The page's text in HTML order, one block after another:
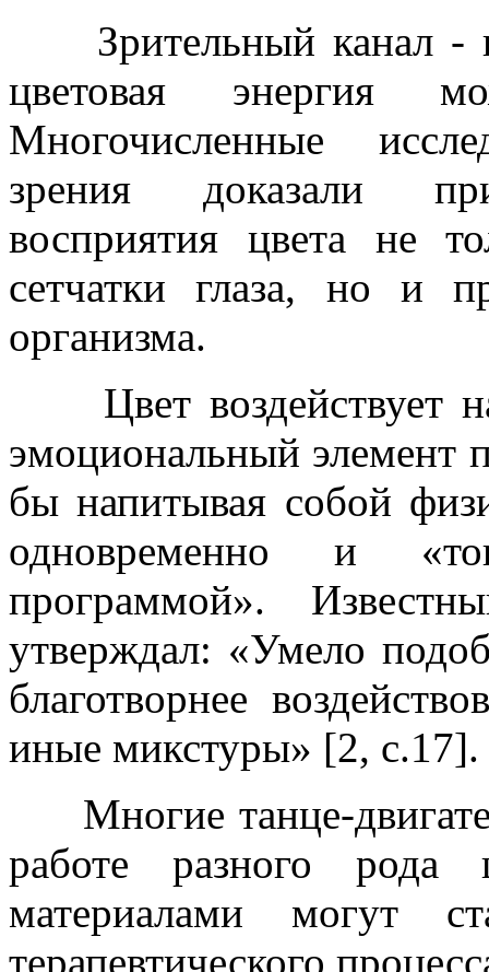
Зрительный канал -
цветовая энергия
Многочисленные
зрения доказали
восприятия цвета не
сетчатки глаза, но и
организма.
Цвет воздействует
эмоциональный элемент
бы напитывая собой
одновременно и
программой».
утверждал: «Умело
благотворнее
иные микстуры» [2, с.17].
Многие танце-
работе разного рода
материалами могут
терапевтического